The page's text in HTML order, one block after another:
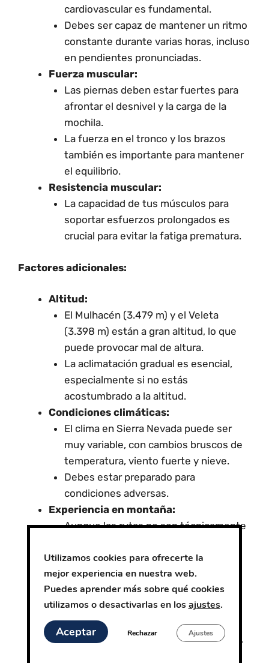
cardiovascular es fundamental.
Debes ser capaz de mantener un ritmo
constante durante varias horas, incluso
en pendientes pronunciadas.
Fuerza muscular:
Las piernas deben estar fuertes para
afrontar el desnivel y la carga de la
mochila.
La fuerza en el tronco y los brazos
también es importante para mantener
el equilibrio.
Resistencia muscular:
La capacidad de tus músculos para
soportar esfuerzos prolongados es
crucial para evitar la fatiga prematura.
Factores adicionales:
Altitud:
El Mulhacén (3.479 m) y el Veleta
(3.398 m) están a gran altitud, lo que
puede provocar mal de altura.
La aclimatación gradual es esencial,
especialmente si no estás
acostumbrado a la altitud.
Condiciones climáticas:
El clima en Sierra Nevada puede ser
muy variable, con cambios bruscos de
temperatura, viento fuerte y nieve.
Debes estar preparado para
condiciones adversas.
Experiencia en montaña:
Aunque las rutas no son técnicamente
experiencia previa en senderismo de
montaña.
Es muy recomendable que antes de
hacer una ruta de montaña con esas
características, hayas hecho rutas de
senderismo de montaña con desnivel.
Utilizamos cookies para ofrecerte la
mejor experiencia en nuestra web.
Puedes aprender más sobre qué cookies
utilizamos o desactivarlas en losajustes.
Aceptar Rechazar Ajustes